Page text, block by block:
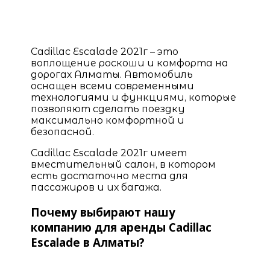
Cadillac Escalade 2021г – это
воплощение роскоши и комфорта на
дорогах Алматы. Автомобиль
оснащен всеми современными
технологиями и функциями, которые
позволяют сделать поездку
максимально комфортной и
безопасной.
Cadillac Escalade 2021г имеет
вместительный салон, в котором
есть достаточно места для
пассажиров и их багажа.
Почему выбирают нашу
компанию для аренды Cadillac
Escalade в Алматы?